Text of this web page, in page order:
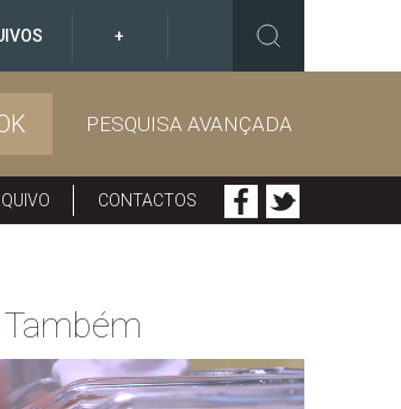
+
PESQUISA AVANÇADA
CONTACTOS
Também